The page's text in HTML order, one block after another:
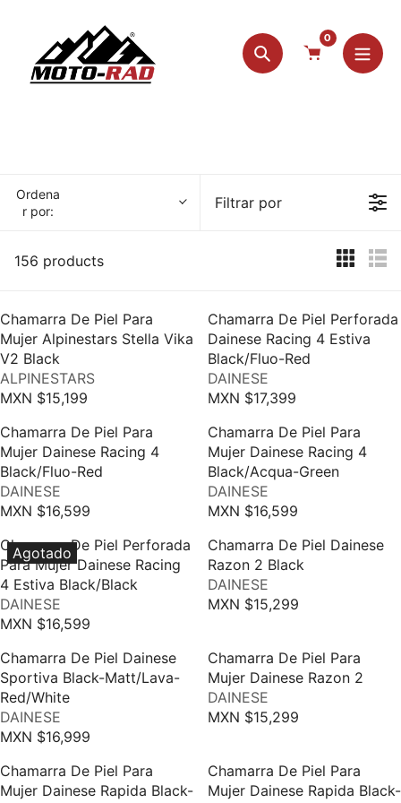
contenido
Búsqueda
0
Ordena
r por:
Filtrar por
156 products
Chamarra De Piel Para
Mujer Alpinestars Stella Vika
V2 Black
V
E
D
O
R
:
ALPINESTARS
R
E
G
U
L
A
P
R
I
C
E
X
N
$
1
5
1
MXN $15,199
Chamarra De Piel Perforada
Dainese Racing 4 Estiva
Black/Fluo-Red
V
E
D
O
R
:
DAINESE
R
E
G
U
L
A
P
R
I
C
X
N
$
1
3
MXN $17,399
Chamarra De Piel Para
Mujer Dainese Racing 4
Black/Fluo-Red
V
E
D
O
R
:
DAINESE
R
E
G
U
L
A
P
R
I
C
E
X
N
MXN $16,599
Chamarra De Piel Para
Mujer Dainese Racing 4
Black/Acqua-Green
V
E
D
O
R
:
DAINESE
R
E
G
U
L
P
R
I
C
X
N
MXN $16,599
Agotado
Chamarra De Piel Perforada
Para Mujer Dainese Racing
4 Estiva Black/Black
V
E
D
O
R
:
DAINESE
R
E
G
U
L
A
P
R
MXN $16,599
Chamarra De Piel Dainese
Razon 2 Black
V
E
O
R
:
DAINESE
R
G
U
L
A
R
I
MXN $15,299
Chamarra De Piel Dainese
Sportiva Black-Matt/Lava-
Red/White
V
E
D
O
DAINESE
R
E
G
MXN $16,999
Chamarra De Piel Para
Mujer Dainese Razon 2
V
E
O
R
DAINESE
R
G
U
MXN $15,299
Chamarra De Piel Para
Mujer Dainese Rapida Black-
Chamarra De Piel Para
Mujer Dainese Rapida Black-
{{currency}}{{discount}} undefined